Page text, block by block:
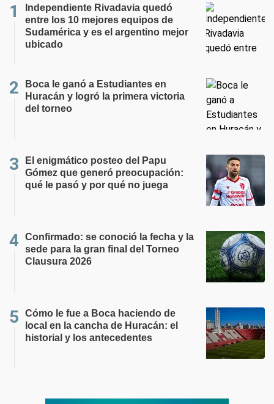
Independiente Rivadavia quedó
entre los 10 mejores equipos de
Sudamérica y es el argentino mejor
ubicado
Boca le ganó a Estudiantes en
Huracán y logró la primera victoria
del torneo
El enigmático posteo del Papu
Gómez que generó preocupación:
qué le pasó y por qué no juega
Confirmado: se conoció la fecha y la
sede para la gran final del Torneo
Clausura 2026
Cómo le fue a Boca haciendo de
local en la cancha de Huracán: el
historial y los antecedentes